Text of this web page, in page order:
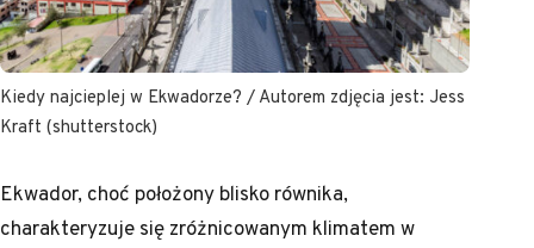
Kiedy najcieplej w Ekwadorze? / Autorem zdjęcia jest: Jess
Kraft (shutterstock)
Ekwador, choć położony blisko równika,
charakteryzuje się zróżnicowanym klimatem w